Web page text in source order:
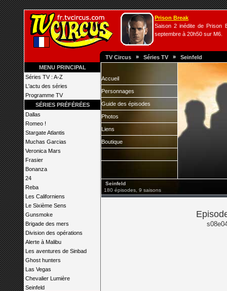
Prison Break
Saison 2 inédite de Prison
septembre à 20h50 sur M6.
TV Circus » Séries TV » Seinfeld
MENU PRINCIPAL
Séries TV : A-Z
L'actu des séries
Programme TV
SÉRIES PRÉFÉRÉES
Dallas
Romeo !
Stargate Atlantis
Muchas Garcias
Veronica Mars
Frasier
Bonanza
24
Reba
Les Californiens
Le Sixième Sens
Gunsmoke
Brigade des mers
Division des opérations
Alerte à Malibu
Les aventures de Sinbad
Ghost hunters
Las Vegas
Chevalier Lumière
Seinfeld
Accueil
Personnages
Guide des épisodes
Photos
Liens
Boutique
Seinfeld
180 épisodes, 9 saisons